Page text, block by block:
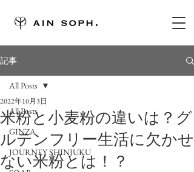
記事
All Posts
GINZA
JOURNEY SHINJUKU
All Posts
米粉と小麦粉の違いは？グ
ルテンフリー生活に欠かせ
ない米粉とは！？
2022年10月3日